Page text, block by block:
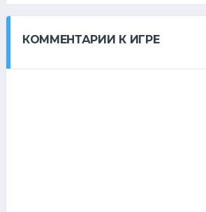
КОММЕНТАРИИ К ИГРЕ